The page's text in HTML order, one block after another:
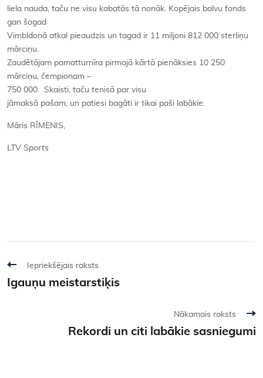
liela nauda, taču ne visu kabatās tā nonāk. Kopējais balvu fonds
gan šogad
Vimbldonā atkal pieaudzis un tagad ir 11 miljoni 812 000 sterliņu
mārciņu.
Zaudētājam pamatturnīra pirmajā kārtā pienāksies 10 250
mārciņu, čempionam –
750 000. Skaisti, taču tenisā par visu
jāmaksā pašam, un patiesi bagāti ir tikai paši labākie.
Māris RĪMENIS,
LTV Sports
Iepriekšējais raksts
Igauņu meistarstiķis
Nākamais raksts
Rekordi un citi labākie sasniegumi